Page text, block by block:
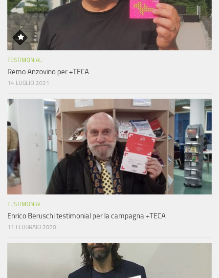
TESTIMONIAL
Remo Anzovino per +TECA
14 LUGLIO 2021
TESTIMONIAL
Enrico Beruschi testimonial per la campagna +TECA
11 FEBBRAIO 2020